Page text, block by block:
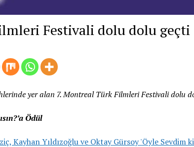
Festivali dolu dolu geçti
yer alan 7. Montreal Türk Filmleri Festivali dolu
Ödül